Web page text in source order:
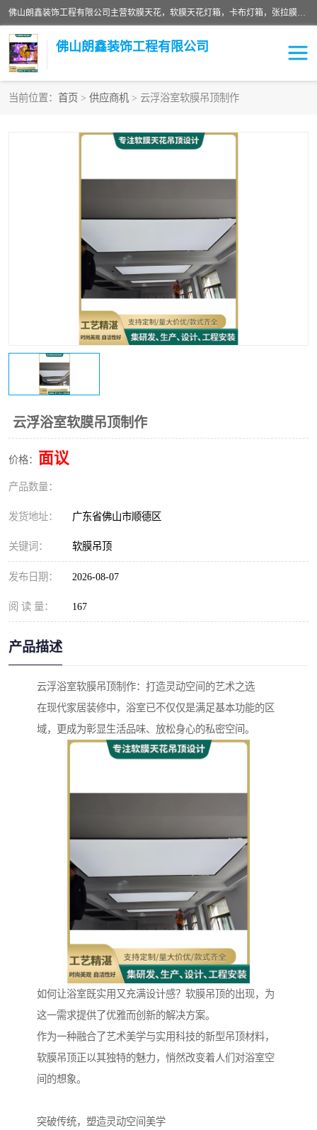
佛山朗鑫装饰工程有限公司主营软膜天花，软膜天花灯箱，卡布灯箱，张拉膜等产品，价格实惠，支持定制；公司专业装饰铺面，家居，会展特装，软膜等工程，技能精良人员，安装快、价格合理，质量保证、热诚与各方有识人士合作，欢迎新老客户来电咨询。
佛山朗鑫装饰工程有限公司
当前位置： 首页 > 供应商机 > 云浮浴室软膜吊顶制作
云浮浴室软膜吊顶制作
价格： 面议
产品数量：
发货地址： 广东省佛山市顺德区
关键词： 软膜吊顶
发布日期： 2026-08-07
阅 读 量： 167
产品描述
云浮浴室软膜吊顶制作：打造灵动空间的艺术之选
在现代家居装修中，浴室已不仅仅是满足基本功能的区
域，更成为彰显生活品味、放松身心的私密空间。
如何让浴室既实用又充满设计感？软膜吊顶的出现，为
这一需求提供了优雅而创新的解决方案。
作为一种融合了艺术美学与实用科技的新型吊顶材料，
软膜吊顶正以其独特的魅力，悄然改变着人们对浴室空
间的想象。
突破传统，塑造灵动空间美学